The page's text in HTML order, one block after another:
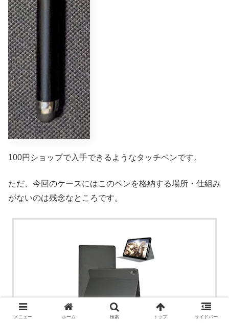
100円ショップで入手できるようなタッチペンです。
ただ、今回のケースにはこのペンを格納する場所・仕組み
がないのは残念なところです。
メニュー ホーム 検索 トップ サイドバー